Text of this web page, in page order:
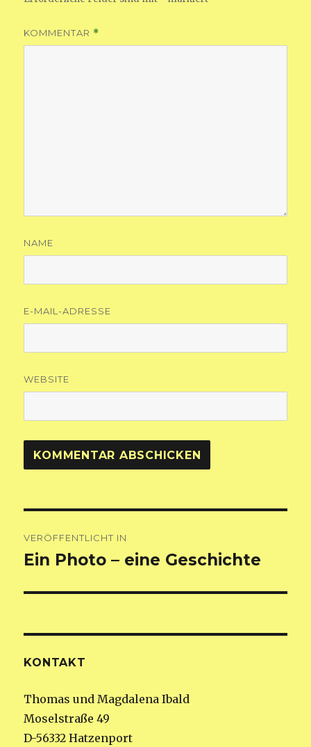
KOMMENTAR *
NAME
E-MAIL-ADRESSE
WEBSITE
VERÖFFENTLICHT IN
Ein Photo – eine Geschichte
KONTAKT
Thomas und Magdalena Ibald
Moselstraße 49
D-56332 Hatzenport